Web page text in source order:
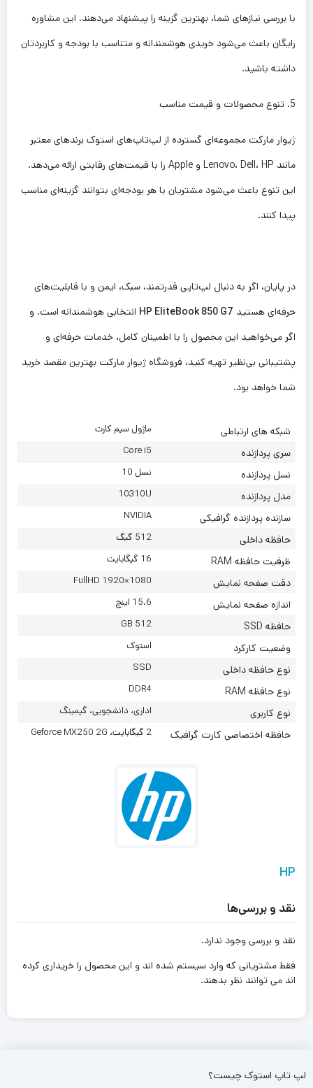
با بررسی نیازهای شما، بهترین گزینه را پیشنهاد می‌دهند. این مشاوره
رایگان باعث می‌شود خریدی هوشمندانه و متناسب با بودجه و کاربردتان
داشته باشید.
5. تنوع محصولات و قیمت مناسب
ژیوار مارکت مجموعه‌ای گسترده از لپ‌تاپ‌های استوک برندهای معتبر
مانند Lenovo، Dell، HP و Apple را با قیمت‌های رقابتی ارائه می‌دهد.
این تنوع باعث می‌شود مشتریان با هر بودجه‌ای بتوانند گزینه‌ای مناسب
پیدا کنند.
در پایان، اگر به دنبال لپ‌تاپی قدرتمند، سبک، ایمن و با قابلیت‌های
حرفه‌ای هستید HP EliteBook 850 G7 انتخابی هوشمندانه است. و
اگر می‌خواهید این محصول را با اطمینان کامل، خدمات حرفه‌ای و
پشتیبانی بی‌نظیر تهیه کنید، فروشگاه ژیوار مارکت بهترین مقصد خرید
شما خواهد بود.
شبکه های ارتباطی ماژول سیم کارت
سری پردازنده Core i5
نسل پردازنده نسل 10
مدل پردازنده 10310U
سازنده پردازنده گرافیکی NVIDIA
حافظه داخلی 512 گیگ
ظرفیت حافظه RAM 16 گیگابایت
دقت صفحه نمایش 1080×1920 FullHD
اندازه صفحه نمایش 15.6 اینچ
حافظه SSD 512 GB
وضعیت کارکرد استوک
نوع حافظه داخلی SSD
نوع حافظه RAM DDR4
نوع کاربری اداری، دانشجویی، گیمینگ
حافظه اختصاصی کارت گرافیک 2 گیگابایت، Geforce MX250 2G
HP
نقد و بررسی‌ها
نقد و بررسی وجود ندارد.
فقط مشتریانی که وارد سیستم شده اند و این محصول را خریداری کرده
اند می توانند نظر بدهند.
لپ تاپ استوک چیست؟